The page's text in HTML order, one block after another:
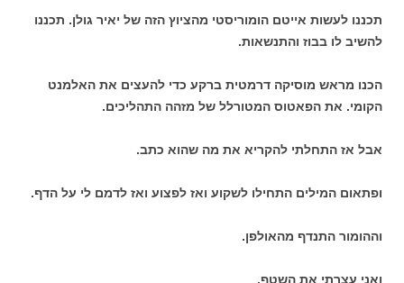
תכננו לעשות אייטם הומוריסטי מהציוץ הזה של יאיר גולן. תכננו
להשיב לו בבוז והתנשאות.
הכנו מראש מוסיקה דרמטית ברקע כדי להעצים את האלמנט
הקומי. את הפאטוס המטורלל של מזהה התהליכים.
אבל אז התחלתי להקריא את מה שהוא כתב.
ופתאום המילים התחילו לשקוע ואז לפצוע ואז לדמם לי על הדף.
וההומור התנדף מהאולפן.
ואני עצרתי את השטף.